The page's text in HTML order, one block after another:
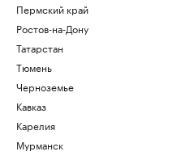
Пермский край
Ростов-на-Дону
Татарстан
Тюмень
Черноземье
Кавказ
Карелия
Мурманск